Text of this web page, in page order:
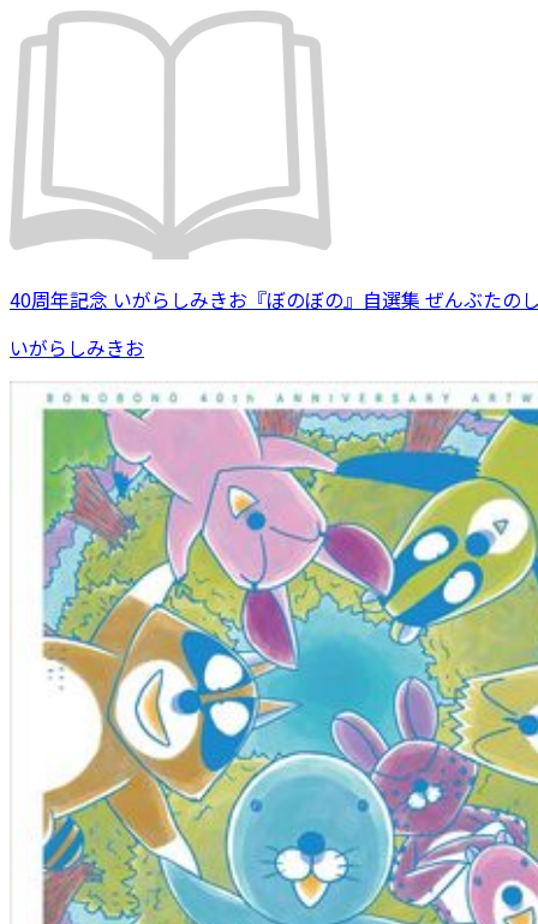
40周年記念 いがらしみきお『ぼのぼの』自選集 ぜんぶたの
いがらしみきお